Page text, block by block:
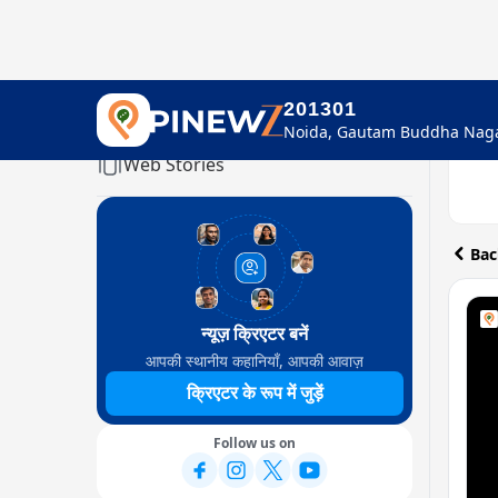
201301
Home
Web Stories
न्यूज़ क्रिएटर बनें
आपकी स्थानीय कहानियाँ, आपकी आवाज़
क्रिएटर के रूप में जुड़ें
Follow us on